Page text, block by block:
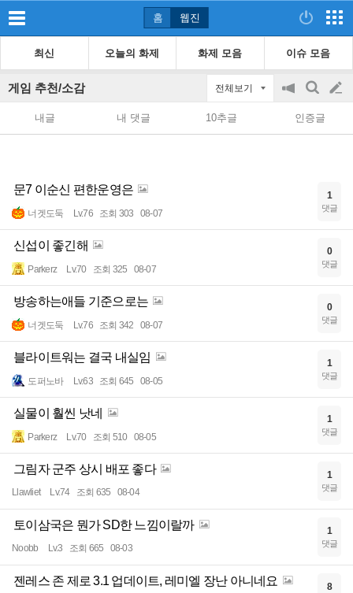
홈 웹진
최신 오늘의 화제 화제 모음 이슈 모음
게임 추천/소감 전체보기
공
on/off
검
색
글
쓰
내글 내 댓글 10추글 인증글
문7 이순신 편한운영은
너겟도둑 Lv.76 조회 303 08-07
1
댓글
신섭이 좋긴해
Parkerz Lv.70 조회 325 08-07
0
댓글
방송하는애들 기준으로는
너겟도둑 Lv.76 조회 342 08-07
0
댓글
블라이트워는 결국 내실임
도퍼노바 Lv.63 조회 645 08-05
1
댓글
실물이 훨씬 낫네
Parkerz Lv.70 조회 510 08-05
1
댓글
그림자 군주 상시 배포 좋다
Llawliet Lv.74 조회 635 08-04
1
댓글
토이삼국은 뭔가 SD한 느낌이랄까
Noobb Lv.3 조회 665 08-03
1
댓글
젠레스 존 제로 3.1 업데이트, 레미엘 장난 아니네요 8